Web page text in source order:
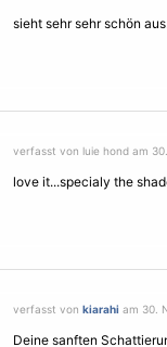
sieht sehr sehr schön
verfasst von luie hond am
love it...specialy the
verfasst von kiarahi am 30.
Deine sanften